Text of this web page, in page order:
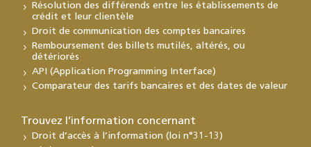
Résolution des différends entre les établissements de
crédit et leur clientèle
Droit de communication des comptes bancaires
Remboursement des billets mutilés, altérés, ou
détériorés
API (Application Programming Interface)
Comparateur des tarifs bancaires et des dates de valeur
Trouvez l’information concernant
Droit d’accès à l’information (loi n°31-13)